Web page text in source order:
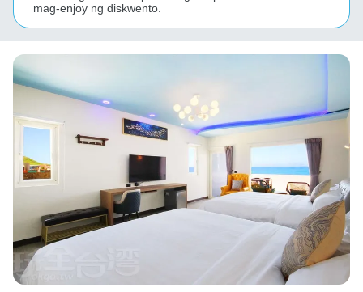
mag-enjoy ng diskwento.